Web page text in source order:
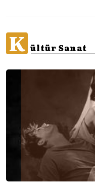
K ültür Sanat